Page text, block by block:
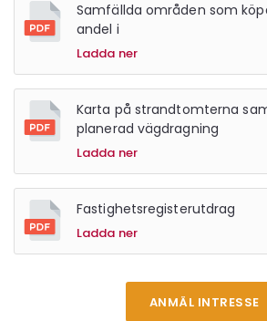
Samfällda områden som
andel i
Ladda ner
Karta på strandtomterna
planerad vägdragning
Ladda ner
Fastighetsregisterutdrag
Ladda ner
ANMÄL INTRESSE